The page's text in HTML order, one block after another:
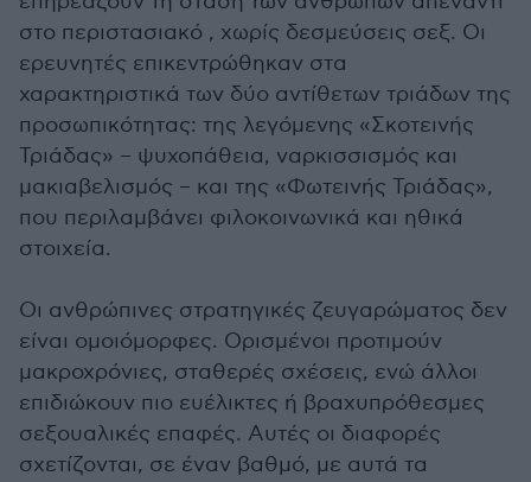
στο περιστασιακό , χωρίς δεσμεύσεις σεξ. Οι
ερευνητές επικεντρώθηκαν στα
χαρακτηριστικά των δύο αντίθετων τριάδων της
προσωπικότητας: της λεγόμενης «Σκοτεινής
Τριάδας» – ψυχοπάθεια, ναρκισσισμός και
μακιαβελισμός – και της «Φωτεινής Τριάδας»,
που περιλαμβάνει φιλοκοινωνικά και ηθικά
στοιχεία.
Οι ανθρώπινες στρατηγικές ζευγαρώματος δεν
είναι ομοιόμορφες. Ορισμένοι προτιμούν
μακροχρόνιες, σταθερές σχέσεις, ενώ άλλοι
επιδιώκουν πιο ευέλικτες ή βραχυπρόθεσμες
σεξουαλικές επαφές. Αυτές οι διαφορές
σχετίζονται, σε έναν βαθμό, με αυτά τα